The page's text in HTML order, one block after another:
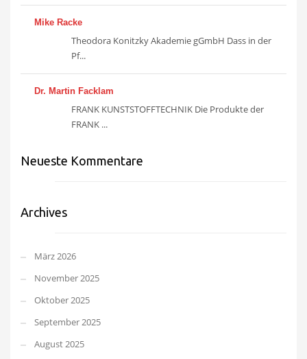
Mike Racke
Theodora Konitzky Akademie gGmbH Dass in der
Pf...
Dr. Martin Facklam
FRANK KUNSTSTOFFTECHNIK Die Produkte der
FRANK ...
Neueste Kommentare
Archives
März 2026
November 2025
Oktober 2025
September 2025
August 2025